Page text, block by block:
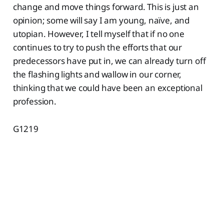
change and move things forward. This is just an
opinion; some will say I am young, naïve, and
utopian. However, I tell myself that if no one
continues to try to push the efforts that our
predecessors have put in, we can already turn off
the flashing lights and wallow in our corner,
thinking that we could have been an exceptional
profession.
G1219